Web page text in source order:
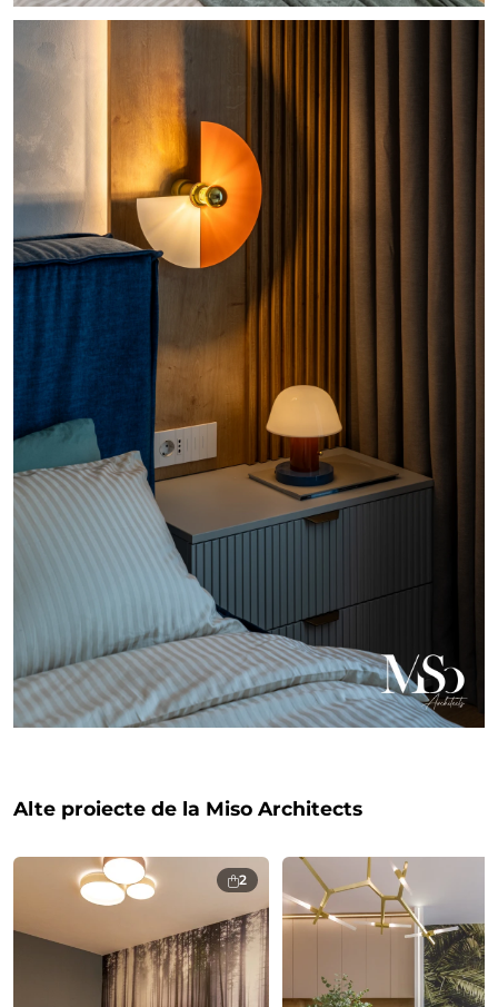
Alte proiecte de la Miso Architects
2